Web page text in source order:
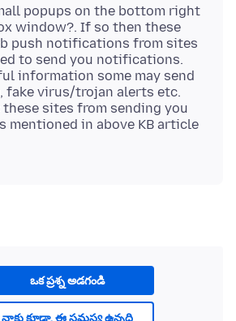
popups on the bottom right
window?. If so then these
push notifications from sites
to send you notifications.
information some may send
fake virus/trojan alerts etc.
these sites from sending you
mentioned in above KB article
ఒక ప్రశ్న అడగండి
నాకు కూడా, ఈ సమస్య ఉన్నది